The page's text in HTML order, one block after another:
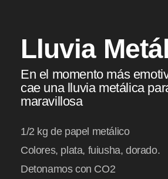
Lluvia
En el momento más
cae una lluvia metálica
maravillosa
1/2 kg de papel metálico
Colores, plata, fuiusha, dorado.
Detonamos con CO2